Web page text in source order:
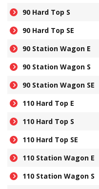
90 Hard Top S
90 Hard Top SE
90 Station Wagon E
90 Station Wagon S
90 Station Wagon SE
110 Hard Top E
110 Hard Top S
110 Hard Top SE
110 Station Wagon E
110 Station Wagon S